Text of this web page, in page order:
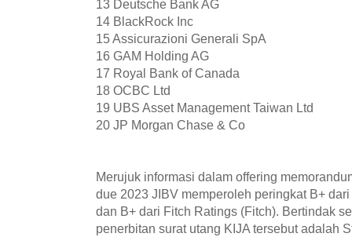
13 Deutsche Bank AG
14 BlackRock Inc
15Assicurazioni Generali SpA
16 GAM Holding AG
17 Royal Bank of Canada
18 OCBC Ltd
19 UBS Asset Management Taiwan Ltd
20 JP Morgan Chase & Co
Merujuk informasi dalam offering
due 2023 JIBV memperoleh peringkat B+
dan B+ dari Fitch Ratings (Fitch). Bertindak
penerbitan surat utang KIJA tersebut adalah